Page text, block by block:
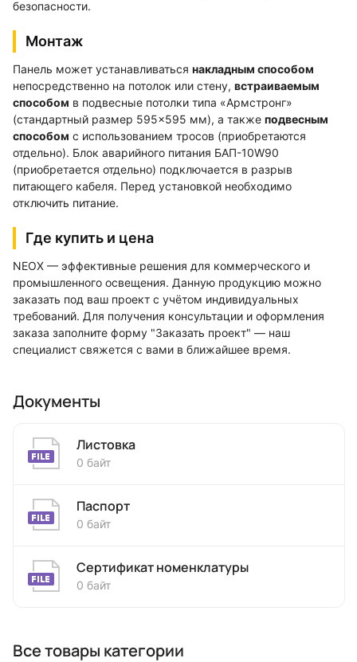
безопасности.
Монтаж
Панель может устанавливаться накладным способом
непосредственно на потолок или стену, встраиваемым
способом в подвесные потолки типа «Армстронг»
(стандартный размер 595×595 мм), а также подвесным
способом с использованием тросов (приобретаются
отдельно). Блок аварийного питания БАП-10W90
(приобретается отдельно) подключается в разрыв
питающего кабеля. Перед установкой необходимо
отключить питание.
Где купить и цена
NEOX — эффективные решения для коммерческого и
промышленного освещения. Данную продукцию можно
заказать под ваш проект с учётом индивидуальных
требований. Для получения консультации и оформления
заказа заполните форму "Заказать проект" — наш
специалист свяжется с вами в ближайшее время.
Документы
Листовка
0 байт
Паспорт
0 байт
Сертификат номенклатуры
0 байт
Все товары категории